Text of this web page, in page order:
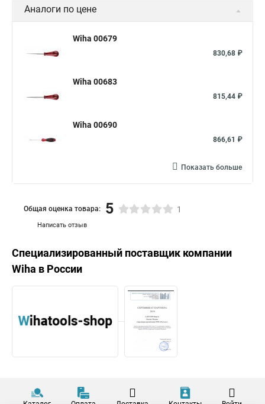
Аналоги по цене
Wiha 00679
830,68 ₽
Wiha 00683
815,44 ₽
Wiha 00690
866,61 ₽
Показать больше
Написать отзыв
Общая оценка товара: 5 1
Специализированный поставщик компании
Wiha в России